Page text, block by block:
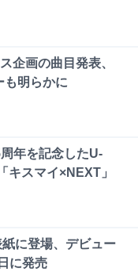
企画の曲目発表、
明らかに
年を記念したU-
キスマイ×NEXT」
に登場、デビュー
に発売